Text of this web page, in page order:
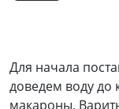
Для начала
доведем воду до
макароны.